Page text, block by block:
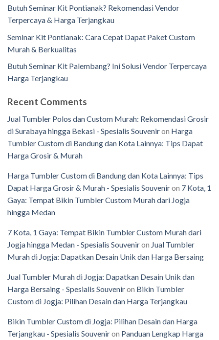
Butuh Seminar Kit Pontianak? Rekomendasi Vendor
Terpercaya & Harga Terjangkau
Seminar Kit Pontianak: Cara Cepat Dapat Paket Custom
Murah & Berkualitas
Butuh Seminar Kit Palembang? Ini Solusi Vendor Terpercaya
Harga Terjangkau
Recent Comments
Jual Tumbler Polos dan Custom Murah: Rekomendasi Grosir
di Surabaya hingga Bekasi - Spesialis Souveniron Harga
Tumbler Custom di Bandung dan Kota Lainnya: Tips Dapat
Harga Grosir & Murah
Harga Tumbler Custom di Bandung dan Kota Lainnya: Tips
Dapat Harga Grosir & Murah - Spesialis Souveniron 7 Kota, 1
Gaya: Tempat Bikin Tumbler Custom Murah dari Jogja
hingga Medan
7 Kota, 1 Gaya: Tempat Bikin Tumbler Custom Murah dari
Jogja hingga Medan - Spesialis Souveniron Jual Tumbler
Murah di Jogja: Dapatkan Desain Unik dan Harga Bersaing
Jual Tumbler Murah di Jogja: Dapatkan Desain Unik dan
Harga Bersaing - Spesialis Souveniron Bikin Tumbler
Custom di Jogja: Pilihan Desain dan Harga Terjangkau
Bikin Tumbler Custom di Jogja: Pilihan Desain dan Harga
Terjangkau - Spesialis Souveniron Panduan Lengkap Harga